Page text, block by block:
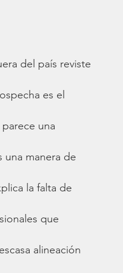
del país reviste
es el
una
una manera de
la falta de
que
alineación